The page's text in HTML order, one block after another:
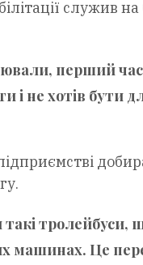
служив
перший
і не хотів бути
тролейбуси,
машинах. Це